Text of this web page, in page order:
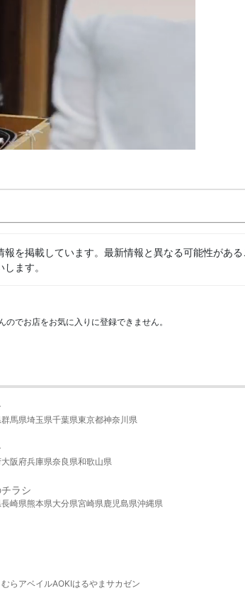
を掲載しています。最新情報と異なる可能性があ
ます。
でお店をお気に入りに登録できません。
群馬県埼玉県千葉県東京都神奈川県
大阪府兵庫県奈良県和歌山県
ラシ
長崎県熊本県大分県宮崎県鹿児島県沖縄県
ら アベイルAOKIはるやま サカゼン